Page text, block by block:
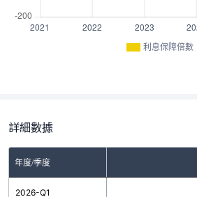
利息保障倍數
詳細數據
年度/季度
2026-Q1